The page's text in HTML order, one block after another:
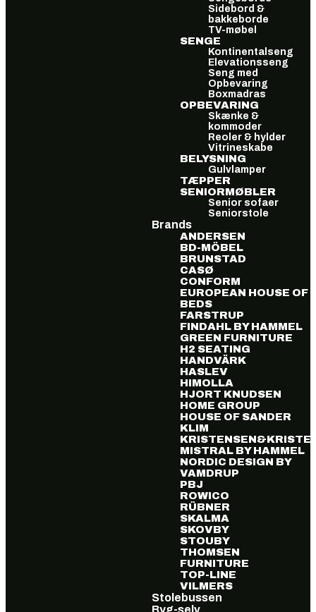
Sidebord &
bakkeborde
TV-møbel
SENGE
Kontinentalseng
Elevationsseng
Seng med
Opbevaring
Boxmadras
OPBEVARING
Skænke &
kommoder
Reoler & hylder
Vitrineskabe
BELYSNING
Gulvlamper
TÆPPER
SENIORMØBLER
Senior sofaer
Seniorstole
Brands
ANDERSEN
BD-MÖBEL
BRUNSTAD
CASØ
CONFORM
EUROPEAN HOUSE OF
BEDS
FARSTRUP
FINDAHL BY HAMMEL
GREEN FURNITURE
H2 SEATING
HANDVÄRK
HASLEV
HIMOLLA
HJORT KNUDSEN
HOME GROUP
HOUSE OF SANDER
KLIM
MISTRAL BY HAMMEL
NORDIC DESIGN BY
VAMDRUP
PBJ
ROWICO
RÜBNER
SKALMA
SKOVBY
STOUBY
THOMSEN
FURNITURE
TOP-LINE
VILMERS
Stolebussen
Byg-selv